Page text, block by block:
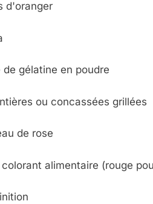
d'oranger
gélatine en poudre
ou concassées grillées
de rose
alimentaire (rouge